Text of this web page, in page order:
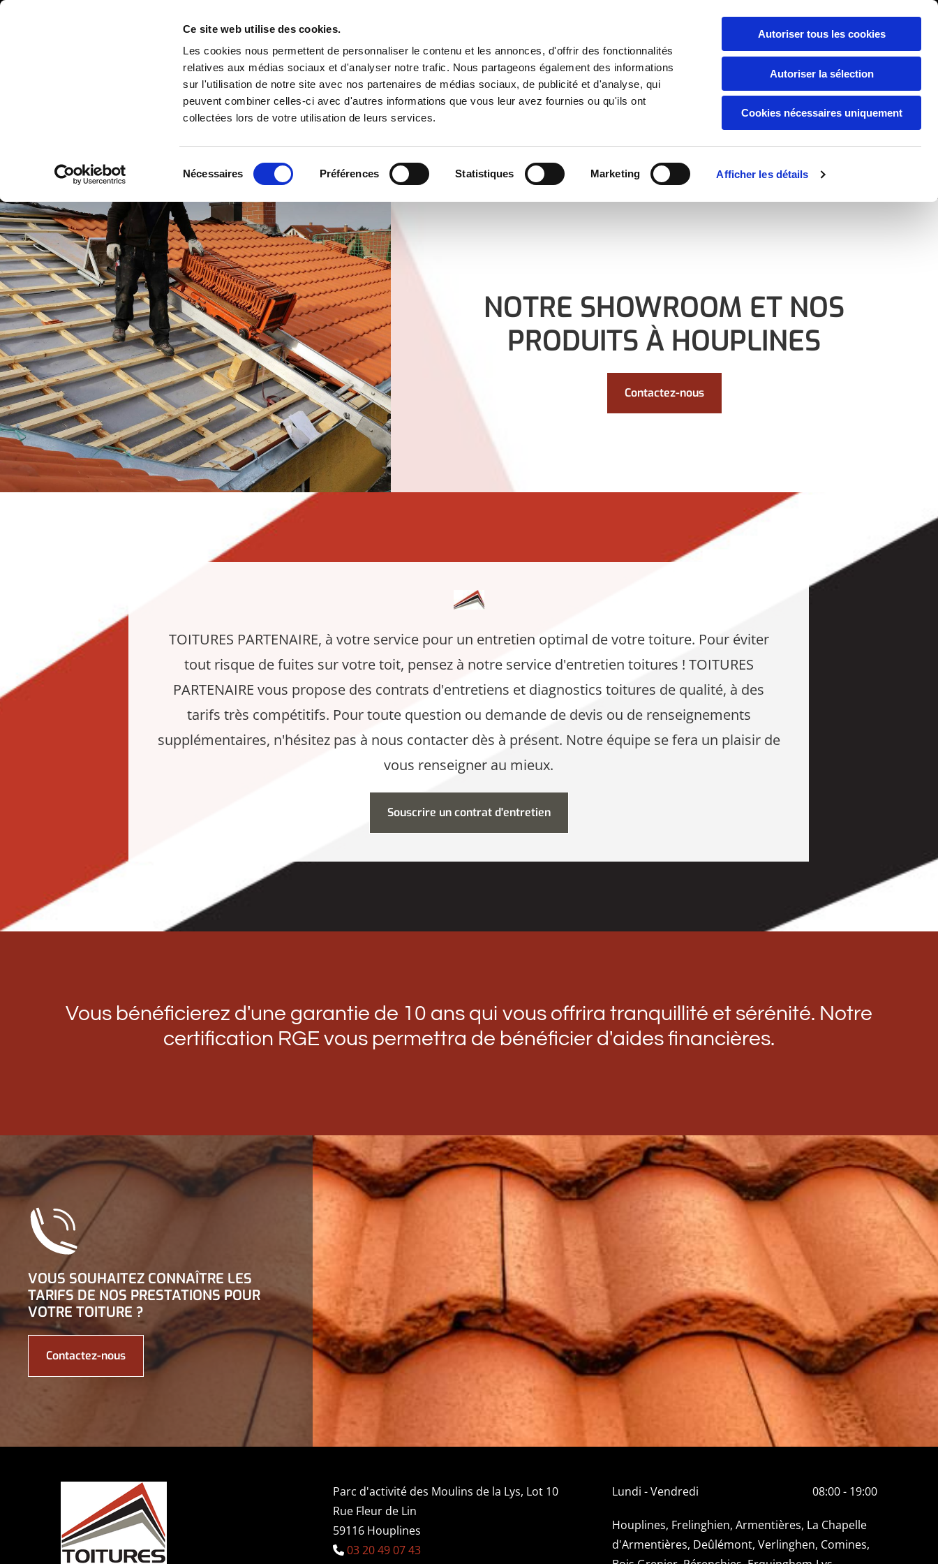
Ce site web utilise des cookies.
Les cookies nous permettent de personnaliser le contenu et les annonces, d'offrir des fonctionnalités
relatives aux médias sociaux et d'analyser notre trafic. Nous partageons également des informations
sur l'utilisation de notre site avec nos partenaires de médias sociaux, de publicité et d'analyse, qui
peuvent combiner celles-ci avec d'autres informations que vous leur avez fournies ou qu'ils ont
collectées lors de votre utilisation de leurs services.
du
Nécessaires Préférences Statistiques Marketing Afficher les détails
Autoriser tous les cookies
Autoriser la sélection
Cookies nécessaires uniquement
 APPELEZ-NOUS :03 20 49 07 43
ACCUEIL NOS PRESTATIONS NOS RÉALISATIONS AVIS CLIENT DEVIS / CONTACT
NOTRE SHOWROOM ET NOS
PRODUITS À HOUPLINES
Contactez-nous
TOITURES PARTENAIRE, à votre service pour un entretien optimal de votre toiture. Pour éviter
tout risque de fuites sur votre toit, pensez à notre service d'entretien toitures ! TOITURES
PARTENAIRE vous propose des contrats d'entretiens et diagnostics toitures de qualité, à des
tarifs très compétitifs. Pour toute question ou demande de devis ou de renseignements
supplémentaires, n'hésitez pas à nous contacter dès à présent. Notre équipe se fera un plaisir de
vous renseigner au mieux.
Souscrire un contrat d'entretien
Vous bénéficierez d'une garantie de 10 ans qui vous offrira tranquillité et sérénité. Notre
certification RGE vous permettra de bénéficier d'aides financières.
VOUS SOUHAITEZ CONNAÎTRE LES
TARIFS DE NOS PRESTATIONS POUR
VOTRE TOITURE ?
Contactez-nous
Parc d'activité des Moulins de la Lys, Lot 10
Rue Fleur de Lin
59116 Houplines
 03 20 49 07 43
Lundi - Vendredi 08:00 - 19:00
Houplines, Frelinghien, Armentières, La Chapelle
d'Armentières, Deûlémont, Verlinghen, Comines,